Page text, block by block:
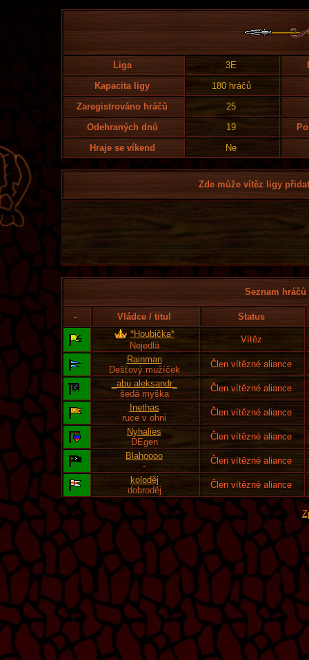
Liga 3E
Kapacita ligy
180 hráčů
Zaregistrováno hráčů
25
Odehraných dnů
19
Hraje se víkend
Ne
Zde může vítěz ligy
Seznam
- Vládce / titul
Status
*Houbička*
Nejedlá
Vítěz
Rainman
Dešťový mužíček
Člen vítězné aliance
_abu aleksandr_
šedá myška
Člen vítězné aliance
Inethas
ruce v ohni
Člen vítězné aliance
Nyhalies
DEgen
Člen vítězné aliance
Blahoooo
-
Člen vítězné aliance
koloděj
dobroděj
Člen vítězné aliance